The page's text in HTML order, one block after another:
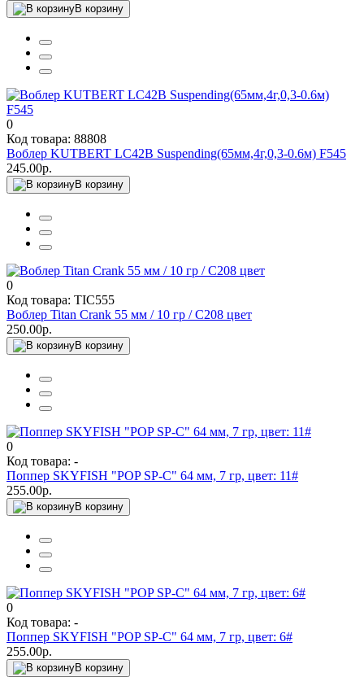
В корзину
0
Код товара: 88808
Воблер KUTBERT LC42B Suspending(65мм,4г,0,3-0.6м) F545
245.00р.
В корзину
0
Код товара: TIC555
Воблер Titan Crank 55 мм / 10 гр / C208 цвет
250.00р.
В корзину
0
Код товара: -
Поппер SKYFISH "POP SP-C" 64 мм, 7 гр, цвет: 11#
255.00р.
В корзину
0
Код товара: -
Поппер SKYFISH "POP SP-C" 64 мм, 7 гр, цвет: 6#
255.00р.
В корзину